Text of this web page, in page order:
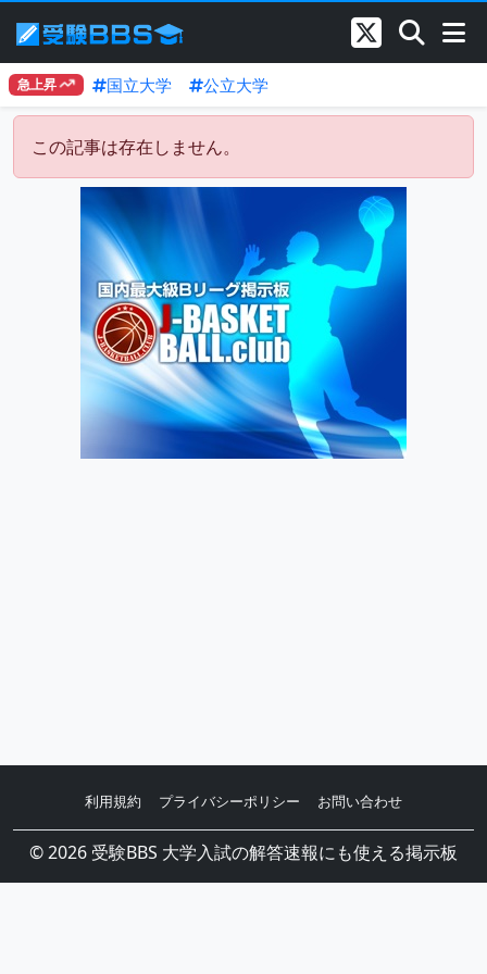
急上昇 国立大学 公立大学
この記事は存在しません。
利用規約 プライバシーポリシー お問い合わせ
© 2026 受験BBS 大学入試の解答速報にも使える掲示板